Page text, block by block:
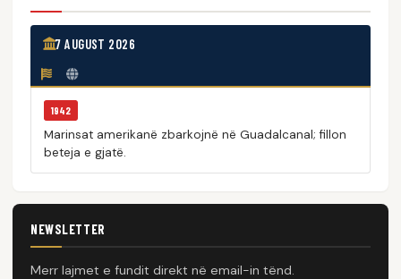
7 AUGUST 2026
1942
Marinsat amerikanë zbarkojnë në Guadalcanal; fillon
beteja e gjatë.
NEWSLETTER
Merr lajmet e fundit direkt në email-in tënd.